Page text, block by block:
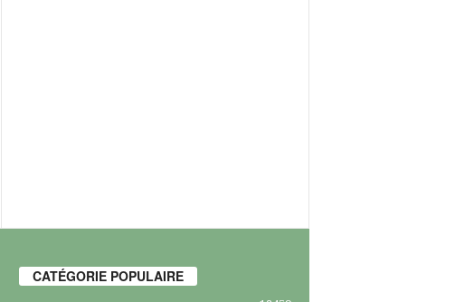
CATÉGORIE POPULAIRE